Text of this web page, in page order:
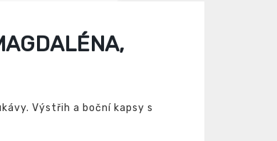
Výstřih a boční kapsy s